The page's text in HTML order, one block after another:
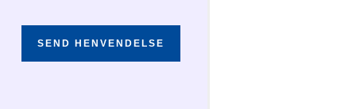
SEND HENVENDELSE